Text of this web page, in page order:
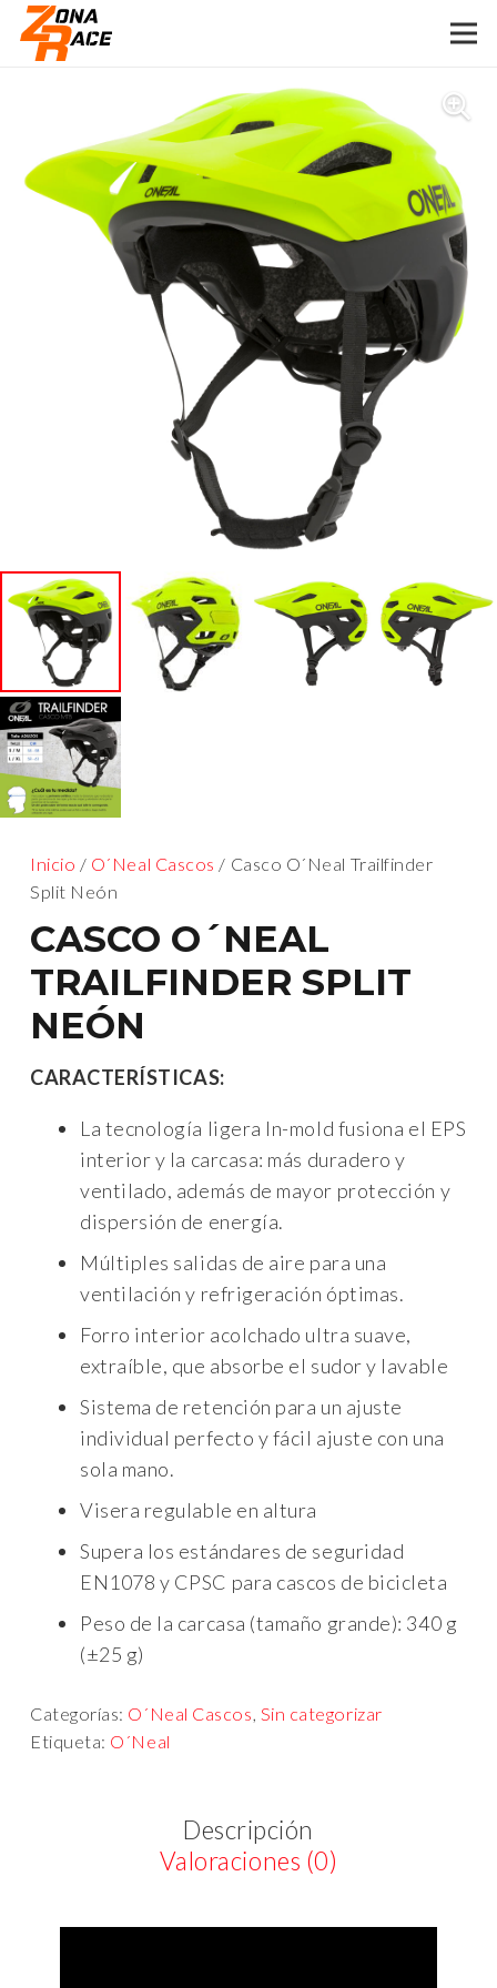
Inicio / O´Neal Cascos / Casco O´Neal Trailfinder
Split Neón
CASCO O´NEAL
TRAILFINDER SPLIT
NEÓN
CARACTERÍSTICAS:
La tecnología ligera In-mold fusiona el EPS
interior y la carcasa: más duradero y
ventilado, además de mayor protección y
dispersión de energía.
Múltiples salidas de aire para una
ventilación y refrigeración óptimas.
Forro interior acolchado ultra suave,
extraíble, que absorbe el sudor y lavable
Sistema de retención para un ajuste
individual perfecto y fácil ajuste con una
sola mano.
Visera regulable en altura
Supera los estándares de seguridad
EN1078 y CPSC para cascos de bicicleta
Peso de la carcasa (tamaño grande): 340 g
(±25 g)
Categorías: O´Neal Cascos, Sin categorizar
Etiqueta: O´Neal
Descripción
Valoraciones (0)